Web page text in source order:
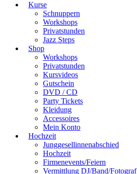
Kurse
Schnuppern
Workshops
Privatstunden
Jazz Steps
Shop
Workshops
Privatstunden
Kursvideos
Gutschein
DVD / CD
Party Tickets
Kleidung
Accessoires
Mein Konto
Hochzeit
Junggesellinnenabschied
Hochzeit
Firmenevents/Feiern
Vermittlung DJ/Band/Fotograf